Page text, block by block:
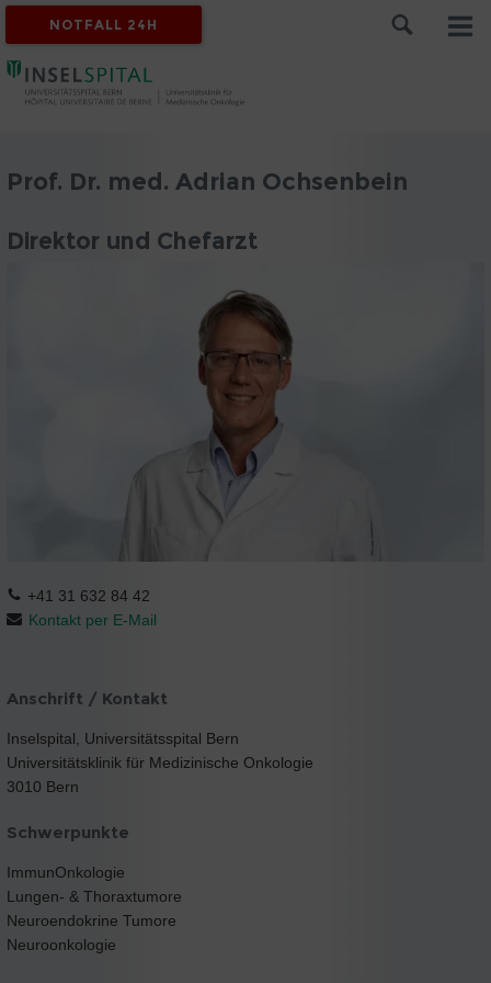
NOTFALL 24H
Prof. Dr. med. Adrian Ochsenbein
Direktor und Chefarzt
+41 31 632 84 42
Kontakt per E-Mail
Anschrift / Kontakt
Inselspital, Universitätsspital Bern
Universitätsklinik für Medizinische Onkologie
3010 Bern
Schwerpunkte
ImmunOnkologie
Lungen- & Thoraxtumore
Neuroendokrine Tumore
Neuroonkologie